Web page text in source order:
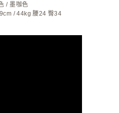
/墨咖色
/ 44kg 腰24 臀34